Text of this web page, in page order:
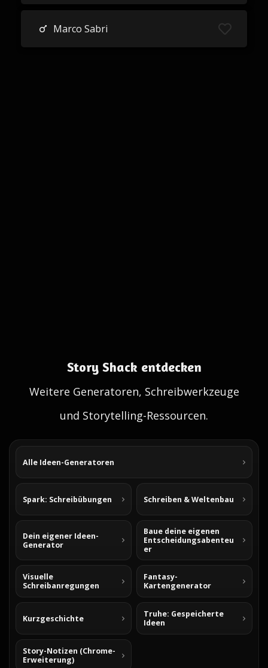
Marco Sabri
Story Shack entdecken
Weitere Generatoren, Schreibwerkzeuge
und Storytelling-Ressourcen.
Alle Ideen-Generatoren
Spark: Schreibübungen Schreiben & Weltenbau
Dein eigener Ideen-
Generator
Baue deine eigenen
Entscheidungsabenteu
er
Visuelle
Schreibanregungen
Fantasy-
Kartengenerator
Kurzgeschichte
Truhe: Gespeicherte
Ideen
Story-Notizen (Chrome-
Erweiterung)